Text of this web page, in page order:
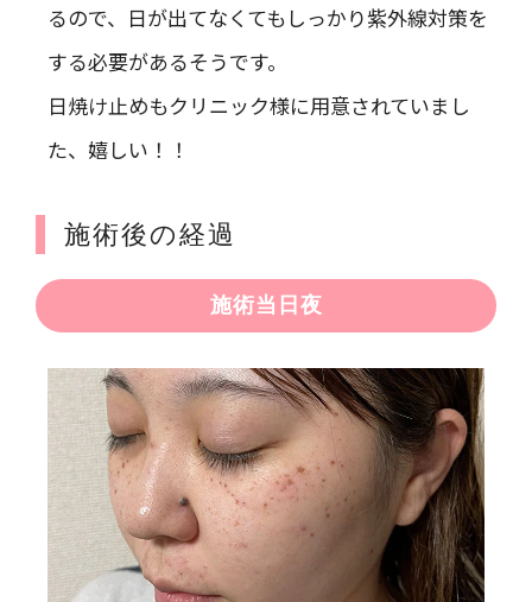
るので、日が出てなくてもしっかり紫外線対策を
する必要があるそうです。
日焼け止めもクリニック様に用意されていまし
た、嬉しい！！
施術後の経過
施術当日夜